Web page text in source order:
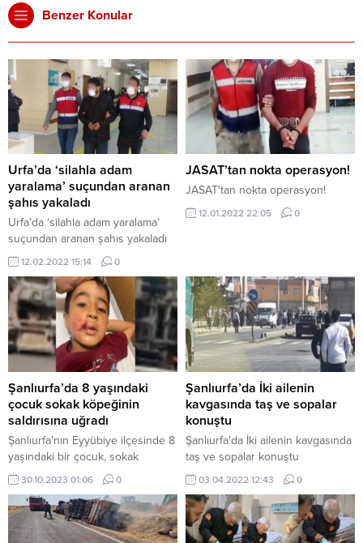
Benzer Konular
Urfa’da ‘silahla adam
yaralama’ suçundan aranan
şahıs yakaladı
Urfa’da ‘silahla adam yaralama’
suçundan aranan şahıs yakaladı
12.02.2022 15:14 0
JASAT’tan nokta operasyon!
JASAT'tan nokta operasyon!
12.01.2022 22:05 0
Şanlıurfa’da 8 yaşındaki
çocuk sokak köpeğinin
saldırısına uğradı
Şanlıurfa’nın Eyyübiye ilçesinde 8
yaşındaki bir çocuk, sokak
köpeğinin saldırısına uğradı.
Çocuğun yüzünde yaralanmalar
oluştu. Olay, Bakışlar Kırsal
Mahallesi’nde meydana geldi.
İddiaya göre, 8 yaşındaki Ahmet
30.10.2023 01:06 0
Şanlıurfa’da İki ailenin
kavgasında taş ve sopalar
konuştu
Şanlıurfa'da İki ailenin kavgasında
taş ve sopalar konuştu
03.04.2022 12:43 0